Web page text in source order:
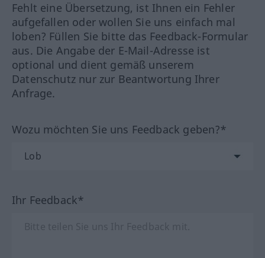
Fehlt eine Übersetzung, ist Ihnen ein Fehler
aufgefallen oder wollen Sie uns einfach mal
loben? Füllen Sie bitte das Feedback-Formular
aus. Die Angabe der E-Mail-Adresse ist
optional und dient gemäß unserem
Datenschutz nur zur Beantwortung Ihrer
Anfrage.
Wozu möchten Sie uns Feedback geben?*
Ihr Feedback*